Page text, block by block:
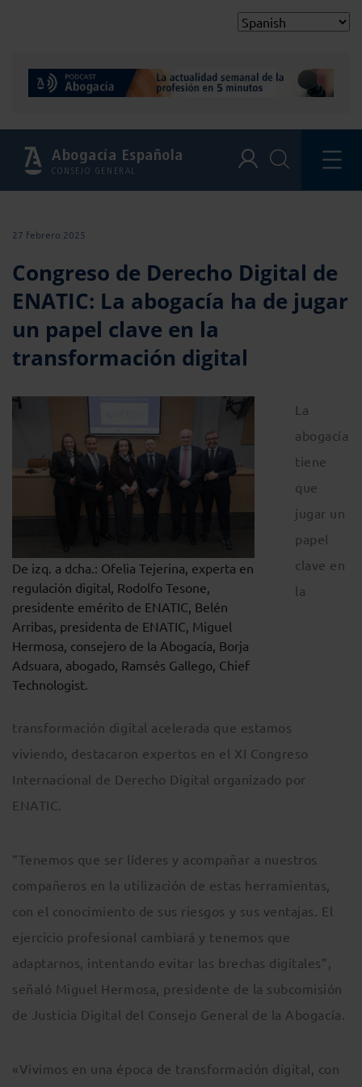
Abogacía Española
CONSEJO GENERAL
27 febrero 2025
Congreso de Derecho Digital de
ENATIC: La abogacía ha de jugar
un papel clave en la
transformación digital
De izq. a dcha.: Ofelia Tejerina, experta en
regulación digital, Rodolfo Tesone,
presidente emérito de ENATIC, Belén
Arribas, presidenta de ENATIC, Miguel
Hermosa, consejero de la Abogacía, Borja
Adsuara, abogado, Ramsés Gallego, Chief
Technologist.
La
abogacía
tiene
que
jugar un
papel
clave en
la
transformación digital acelerada que estamos
viviendo, destacaron expertos en el XI Congreso
Internacional de Derecho Digital organizado por
ENATIC.
“Tenemos que ser líderes y acompañar a nuestros
compañeros en la utilización de estas herramientas,
con el conocimiento de sus riesgos y sus ventajas. El
ejercicio profesional cambiará y tenemos que
adaptarnos, intentando evitar las brechas digitales”,
señaló Miguel Hermosa, presidente de la subcomisión
de Justicia Digital del Consejo General de la Abogacía.
«Vivimos en una época de transformación digital, con